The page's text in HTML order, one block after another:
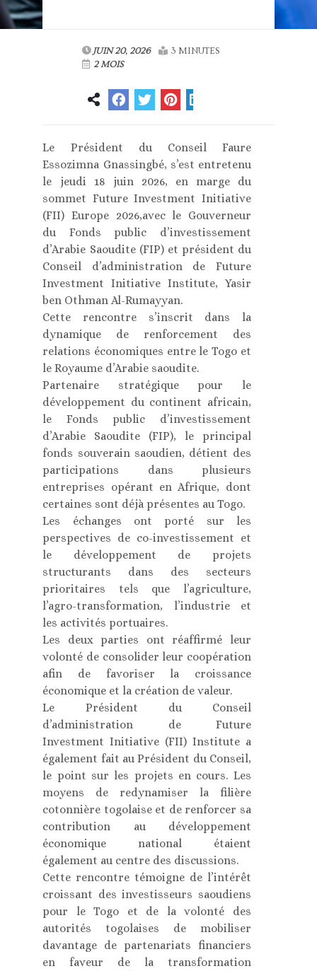
JUIN 20, 2026
3 MINUTES
2 MOIS
Le Président du Conseil Faure
Essozimna Gnassingbé, s’est entretenu
le jeudi 18 juin 2026, en marge du
sommet Future Investment Initiative
(FII) Europe 2026,avec le Gouverneur
du Fonds public d’investissement
d’Arabie Saoudite (FIP) et président du
Conseil d’administration de Future
Investment Initiative Institute, Yasir
ben Othman Al-Rumayyan.
Cette rencontre s’inscrit dans la
dynamique de renforcement des
relations économiques entre le Togo et
le Royaume d’Arabie saoudite.
Partenaire stratégique pour le
développement du continent africain,
le Fonds public d’investissement
d’Arabie Saoudite (FIP), le principal
fonds souverain saoudien, détient des
participations dans plusieurs
entreprises opérant en Afrique, dont
certaines sont déjà présentes au Togo.
Les échanges ont porté sur les
perspectives de co-investissement et
le développement de projets
structurants dans des secteurs
prioritaires tels que l’agriculture,
l’agro-transformation, l’industrie et
les activités portuaires.
Les deux parties ont réaffirmé leur
volonté de consolider leur coopération
afin de favoriser la croissance
économique et la création de valeur.
Le Président du Conseil
d’administration de Future
Investment Initiative (FII) Institute a
également fait au Président du Conseil,
le point sur les projets en cours. Les
moyens de redynamiser la filière
cotonnière togolaise et de renforcer sa
contribution au développement
économique national étaient
également au centre des discussions.
Cette rencontre témoigne de l’intérêt
croissant des investisseurs saoudiens
pour le Togo et de la volonté des
autorités togolaises de mobiliser
davantage de partenariats financiers
en faveur de la transformation